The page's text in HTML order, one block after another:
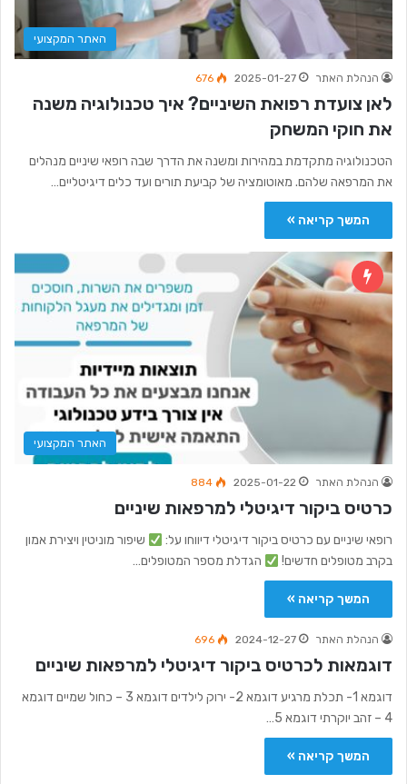
האתר המקצועי
הנהלת האתר 2025-01-27
676
לאן צועדת רפואת השיניים? איך טכנולוגיה משנה
את חוקי המשחק
הטכנולוגיה מתקדמת במהירות ומשנה את הדרך שבה רופאי שיניים מנהלים
את המרפאה שלהם. מאוטומציה של קביעת תורים ועד כלים דיגיטליים…
המשך קריאה »
האתר המקצועי
הנהלת האתר 2025-01-22
884
כרטיס ביקור דיגיטלי למרפאות שיניים
רופאי שיניים עם כרטיס ביקור דיגיטלי דיווחו על:
שיפור מוניטין ויצירת אמון
בקרב מטופלים חדשים!
הגדלת מספר המטופלים…
המשך קריאה »
הנהלת האתר 2024-12-27
696
דוגמאות לכרטיס ביקור דיגיטלי למרפאות שיניים
דוגמא 1- תכלת מרגיע דוגמא 2- ירוק לילדים דוגמא 3 – כחול שמיים דוגמא
4 – זהב יוקרתי דוגמא 5…
המשך קריאה »